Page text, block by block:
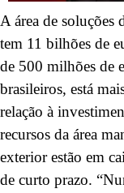
A área de soluções
tem 11 bilhões de
de 500 milhões de
brasileiros, está
relação à
recursos da área
exterior estão em
de curto prazo.